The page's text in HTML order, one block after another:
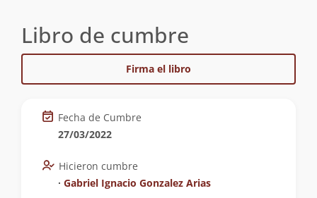
Libro de cumbre
Firma el libro
Fecha de Cumbre
27/03/2022
Hicieron cumbre
∙ Gabriel Ignacio Gonzalez Arias